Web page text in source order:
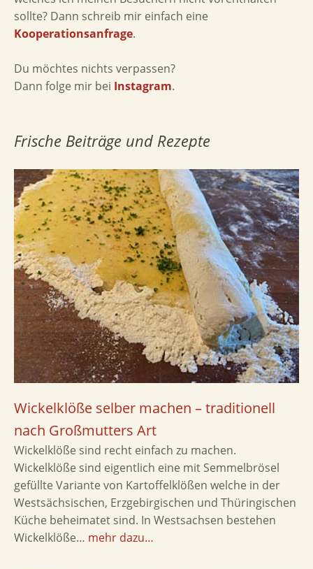
sollte? Dann schreib mir einfach eine
Kooperationsanfrage.
Du möchtes nichts verpassen?
Dann folge mir bei Instagram.
Frische Beiträge und Rezepte
Wickelklöße selber machen – traditionell
nach Großmutters Art
Wickelklöße sind recht einfach zu machen.
Wickelklöße sind eigentlich eine mit Semmelbrösel
gefüllte Variante von Kartoffelklößen welche in der
Westsächsischen, Erzgebirgischen und Thüringischen
Küche beheimatet sind. In Westsachsen bestehen
Wickelklöße… mehr dazu…